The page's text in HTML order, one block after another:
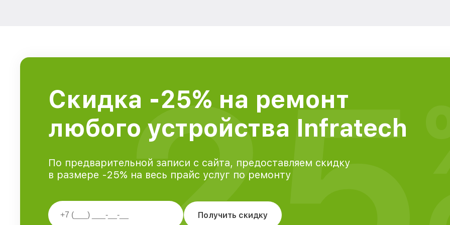
Скидка -25% на ремонт
любого устройства Infratech
По предварительной записи с сайта, предоставляем скидку
в размере -25% на весь прайс услуг по ремонту
Получить скидку